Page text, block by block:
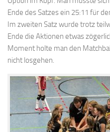
Ende des Satzes ein 25:11 für
Im zweiten Satz wurde trotz
Ende die Aktionen etwas
Moment holte man den
nicht losgehen.